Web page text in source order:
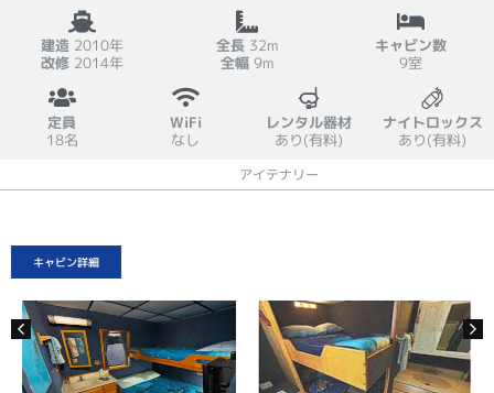
建造 2010年
改修 2014年
全長32m
全幅9m
キャビン数
9室
定員
18名
WiFi
なし
レンタル器材
あり(有料)
ナイトロックス
あり(有料)
アイテナリー
キャビン詳細